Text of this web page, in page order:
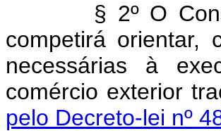
§ 2º O
competirá orientar,
necessárias à
comércio
pelo Decreto-lei nº